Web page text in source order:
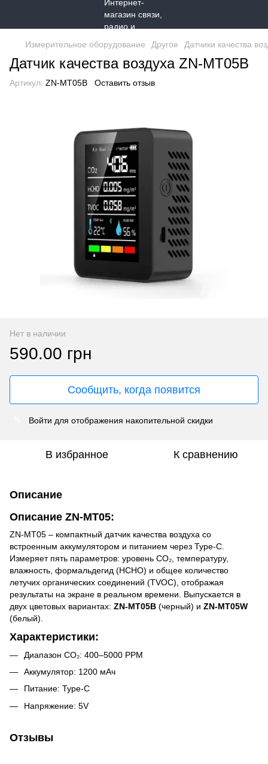
Измерительное оборудование Другое Датчики качества
Датчик качества воздуха ZN-MT05B
Артикул: ZN-MT05B Оставить отзыв
Нет в наличии
590.00 грн
Сообщить, когда появится
Войти для отображения накопительной скидки
В избранное К сравнению
Описание
Описание ZN-MT05:
ZN-MT05 – компактный датчик качества воздуха со
встроенным аккумулятором и питанием через Type-C.
Измеряет пять параметров: уровень CO₂, температуру,
влажность, формальдегид (HCHO) и общее количество
летучих органических соединений (TVOC), отображая
результаты на экране в реальном времени. Выпускается в
двух цветовых вариантах: ZN-MT05B (черный) и ZN-MT05W
(белый).
Характеристики:
Диапазон CO₂: 400–5000 PPM
Аккумулятор: 1200 мАч
Питание: Type-C
Напряжение: 5V
Отзывы